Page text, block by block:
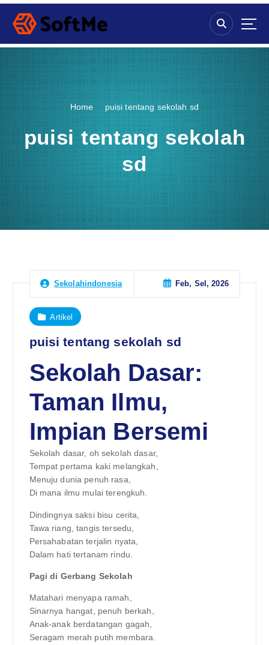
S
p
Home puisi tentang sekolah sd
puisi tentang sekolah
sd
Sekolahindonesia Feb, Sel, 2026
Artikel
puisi tentang sekolah sd
Sekolah Dasar:
Taman Ilmu,
Impian Bersemi
Sekolah dasar, oh sekolah dasar,
Tempat pertama kaki melangkah,
Menuju dunia penuh rasa,
Di mana ilmu mulai terengkuh.
Dindingnya saksi bisu cerita,
Tawa riang, tangis tersedu,
Persahabatan terjalin nyata,
Dalam hati tertanam rindu.
Pagi di Gerbang Sekolah
Matahari menyapa ramah,
Sinarnya hangat, penuh berkah,
Anak-anak berdatangan gagah,
Seragam merah putih membara.